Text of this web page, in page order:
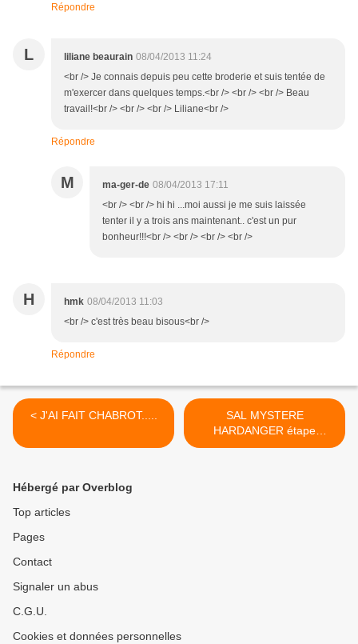
Répondre
L liliane beaurain 08/04/2013 11:24
<br /> Je connais depuis peu cette broderie et suis tentée de
m'exercer dans quelques temps.<br /> <br /> <br /> Beau
travail!<br /> <br /> <br /> Liliane<br />
Répondre
M ma-ger-de 08/04/2013 17:11
<br /> <br /> hi hi ...moi aussi je me suis laissée
tenter il y a trois ans maintenant.. c'est un pur
bonheur!!!<br /> <br /> <br /> <br />
H hmk 08/04/2013 11:03
<br /> c'est très beau bisous<br />
Répondre
< J'AI FAIT CHABROT.....
SAL MYSTERE
HARDANGER étape
4....EDIT >
Hébergé par Overblog
Top articles
Pages
Contact
Signaler un abus
C.G.U.
Cookies et données personnelles